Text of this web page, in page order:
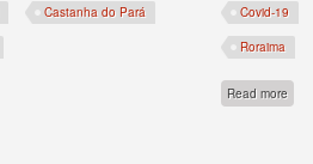
Castanha do Pará Covid-19
Roraima
Read more